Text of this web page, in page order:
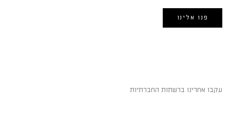
פנו אלינו
עקבו אחרינו ברשתות החברתיות